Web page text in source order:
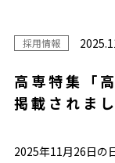
採用情報
高専特集「
掲載されまし
2025年11月26日の